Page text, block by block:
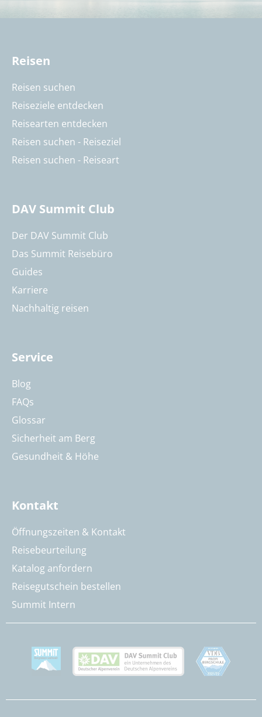
Reisen
Reisen suchen
Reiseziele entdecken
Reisearten entdecken
Reisen suchen - Reiseziel
Reisen suchen - Reiseart
DAV Summit Club
Der DAV Summit Club
Das Summit Reisebüro
Guides
Karriere
Nachhaltig reisen
Service
Blog
FAQs
Glossar
Sicherheit am Berg
Gesundheit & Höhe
Kontakt
Öffnungszeiten & Kontakt
Reisebeurteilung
Katalog anfordern
Reisegutschein bestellen
Summit Intern